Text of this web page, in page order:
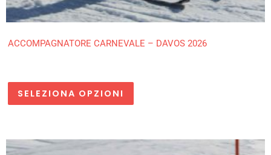
ACCOMPAGNATORE CARNEVALE – DAVOS 2026
SELEZIONA OPZIONI